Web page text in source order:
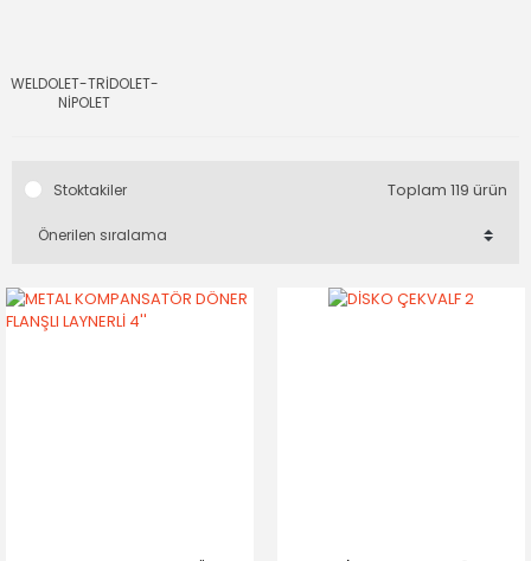
WELDOLET-TRİDOLET-
NİPOLET
Stoktakiler Toplam 119 ürün